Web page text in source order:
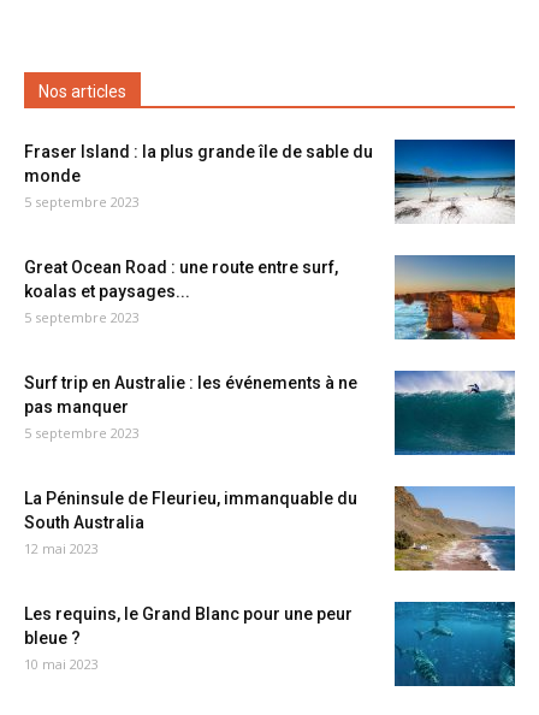
Nos articles
Fraser Island : la plus grande île de sable du
monde
5 septembre 2023
Great Ocean Road : une route entre surf,
koalas et paysages...
5 septembre 2023
Surf trip en Australie : les événements à ne
pas manquer
5 septembre 2023
La Péninsule de Fleurieu, immanquable du
South Australia
12 mai 2023
Les requins, le Grand Blanc pour une peur
bleue ?
10 mai 2023